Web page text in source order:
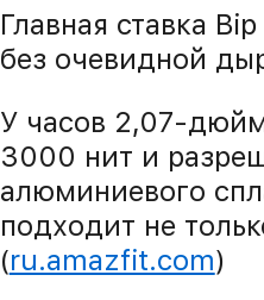
Главная ставка
без очевидной
У часов 2,07-
3000 нит и
алюминиевого
подходит не
(ru.amazfit.com)